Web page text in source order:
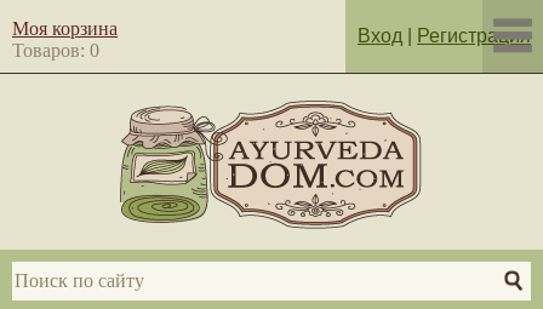
Моя корзина
Товаров: 0
Вход Регистрация